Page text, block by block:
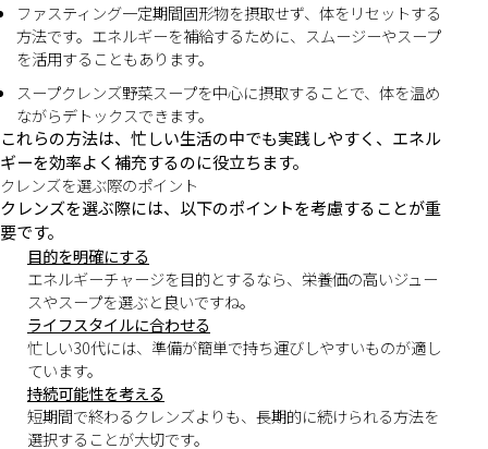
ファスティング一定期間固形物を摂取せず、体をリセットする
方法です。エネルギーを補給するために、スムージーやスープ
を活用することもあります。
スープクレンズ野菜スープを中心に摂取することで、体を温め
ながらデトックスできます。
これらの方法は、忙しい生活の中でも実践しやすく、エネル
ギーを効率よく補充するのに役立ちます。
クレンズを選ぶ際のポイント
クレンズを選ぶ際には、以下のポイントを考慮することが重
要です。
目的を明確にする
エネルギーチャージを目的とするなら、栄養価の高いジュー
スやスープを選ぶと良いですね。
ライフスタイルに合わせる
忙しい30代には、準備が簡単で持ち運びしやすいものが適し
ています。
持続可能性を考える
短期間で終わるクレンズよりも、長期的に続けられる方法を
選択することが大切です。